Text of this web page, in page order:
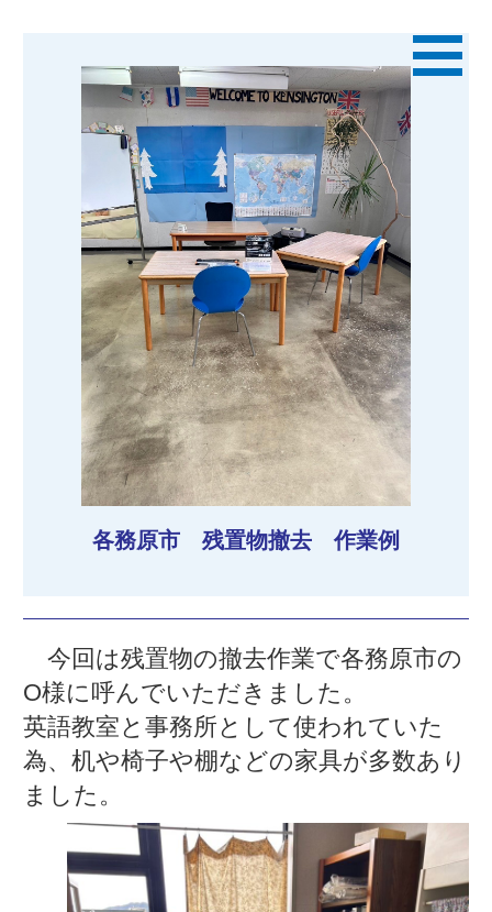
各務原市 残置物撤去 作業例
今回は残置物の撤去作業で各務原市の
O様に呼んでいただきました。
英語教室と事務所として使われていた
為、机や椅子や棚などの家具が多数あり
ました。